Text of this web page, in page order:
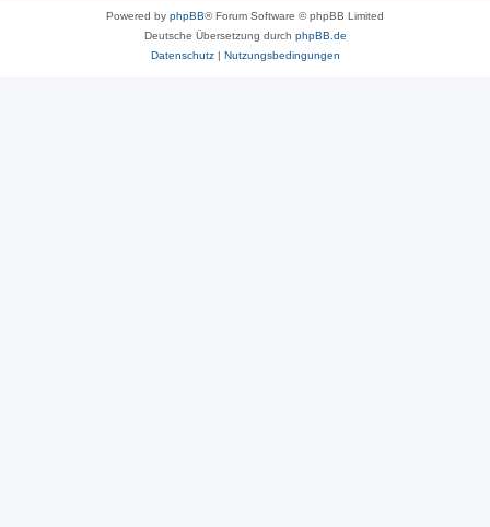
Powered by phpBB® Forum Software © phpBB Limited
Deutsche Übersetzung durch phpBB.de
Datenschutz| Nutzungsbedingungen